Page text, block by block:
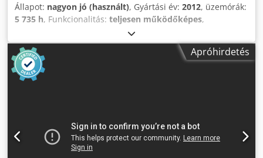
Állapot: nagyon jó (használt), Gyártási év: 2012, üzemórák:
5 735 h, Funkcionalitás: teljesen működőképes,
Olajmentes csavarkompresszor, Atlas Copco ZR90 típusú
Chsdpfxszqvvae Anzja 90 kW 7,50 bar 14 m³/perc Gyártási
év: 2012 Üzemeltetési óra: 5735
Apróhirdetés